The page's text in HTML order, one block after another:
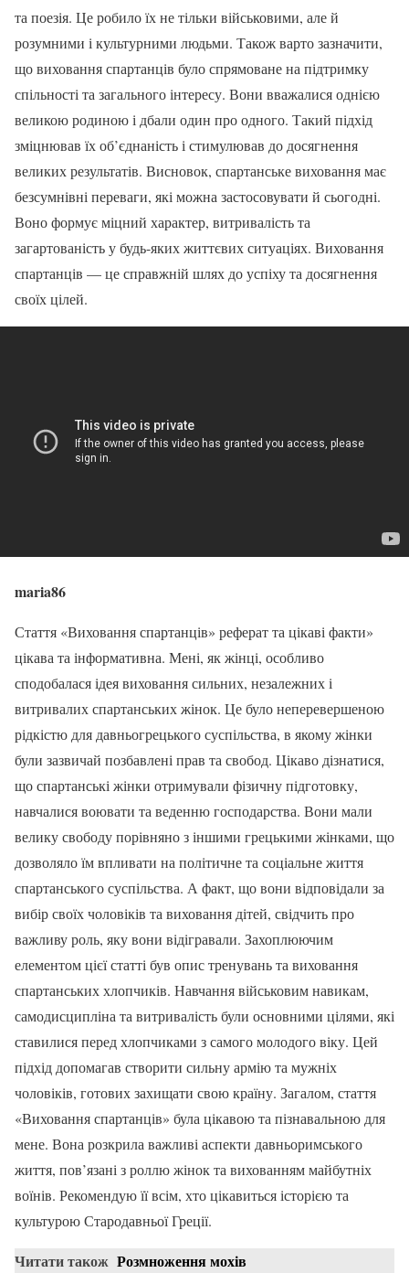
та поезія. Це робило їх не тільки військовими, але й
розумними і культурними людьми. Також варто зазначити,
що виховання спартанців було спрямоване на підтримку
спільності та загального інтересу. Вони вважалися однією
великою родиною і дбали один про одного. Такий підхід
зміцнював їх об’єднаність і стимулював до досягнення
великих результатів. Висновок, спартанське виховання має
безсумнівні переваги, які можна застосовувати й сьогодні.
Воно формує міцний характер, витривалість та
загартованість у будь-яких життєвих ситуаціях. Виховання
спартанців — це справжній шлях до успіху та досягнення
своїх цілей.
maria86
Стаття «Виховання спартанців» реферат та цікаві факти»
цікава та інформативна. Мені, як жінці, особливо
сподобалася ідея виховання сильних, незалежних і
витривалих спартанських жінок. Це було неперевершеною
рідкістю для давньогрецького суспільства, в якому жінки
були зазвичай позбавлені прав та свобод. Цікаво дізнатися,
що спартанські жінки отримували фізичну підготовку,
навчалися воювати та веденню господарства. Вони мали
велику свободу порівняно з іншими грецькими жінками, що
дозволяло їм впливати на політичне та соціальне життя
спартанського суспільства. А факт, що вони відповідали за
вибір своїх чоловіків та виховання дітей, свідчить про
важливу роль, яку вони відігравали. Захоплюючим
елементом цієї статті був опис тренувань та виховання
спартанських хлопчиків. Навчання військовим навикам,
самодисципліна та витривалість були основними цілями, які
ставилися перед хлопчиками з самого молодого віку. Цей
підхід допомагав створити сильну армію та мужніх
чоловіків, готових захищати свою країну. Загалом, стаття
«Виховання спартанців» була цікавою та пізнавальною для
мене. Вона розкрила важливі аспекти давньоримського
життя, пов’язані з роллю жінок та вихованням майбутніх
воїнів. Рекомендую її всім, хто цікавиться історією та
культурою Стародавньої Греції.
Читати також Розмноження мохів